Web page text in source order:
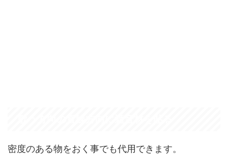
密度のある物をおく事でも代用できます。